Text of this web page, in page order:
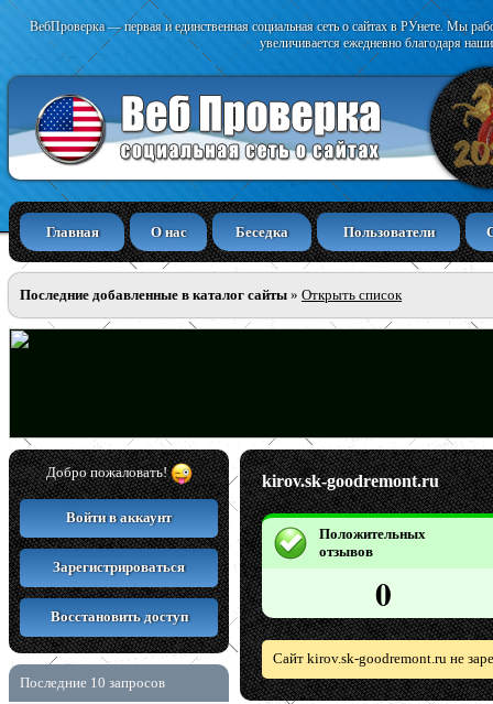
ВебПроверка — первая и единственная социальная сеть о сайтах в РУнете. Мы
увеличивается ежедневно благодаря
Главная О нас Беседка Пользователи
Последние добавленные в каталог сайты » Открыть список
Добро пожаловать!
Войти в аккаунт
Зарегистрироваться
Восстановить доступ
Последние 10 запросов
kirov.sk-goodremont.ru
Положительных
отзывов
0
Сайт kirov.sk-goodremont.ru не